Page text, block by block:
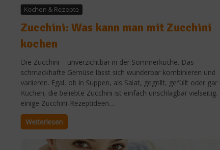
Kochen & Rezepte
Zucchini: Was kann man mit Zucchini
kochen
Die Zucchini – unverzichtbar in der Sommerküche. Das
schmackhafte Gemüse lässt sich wunderbar kombinieren und
variieren. Egal, ob in Suppen, als Salat, gegrillt, gefüllt oder gar
Kuchen, die beliebte Zucchini ist einfach unschlagbar vielseitig.
einige Zucchini-Rezeptideen....
Weiterlesen